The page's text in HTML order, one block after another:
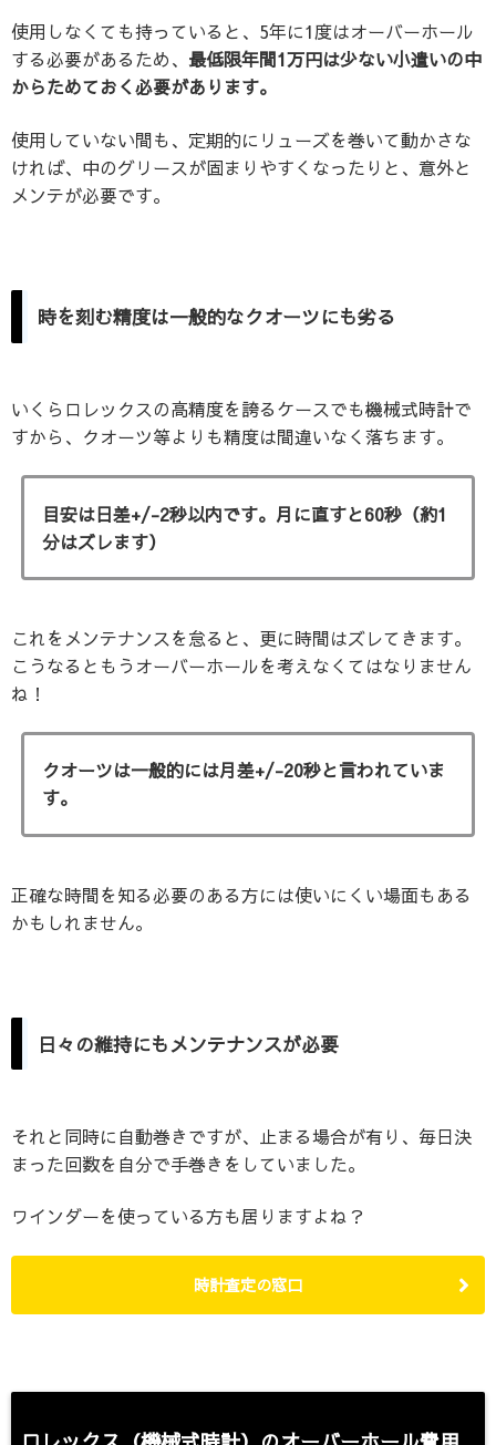
使用しなくても持っていると、5年に1度はオーバーホール
する必要があるため、 最低限年間1万円は少ない小遣いの中
からためておく必要があります。
使用していない間も、定期的にリューズを巻いて動かさな
ければ、中のグリースが固まりやすくなったりと、意外と
メンテが必要です。
時を刻む精度は一般的なクオーツにも劣る
いくらロレックスの高精度を誇るケースでも機械式時計で
すから、クオーツ等よりも精度は間違いなく落ちます。
目安は日差+/-2秒以内です。月に直すと60秒（約1
分はズレます）
これをメンテナンスを怠ると、更に時間はズレてきます。
こうなるともうオーバーホールを考えなくてはなりません
ね！
クオーツは一般的には月差+/-20秒と言われていま
す。
正確な時間を知る必要のある方には使いにくい場面もある
かもしれません。
日々の維持にもメンテナンスが必要
それと同時に自動巻きですが、止まる場合が有り、毎日決
まった回数を自分で手巻きをしていました。
ワインダーを使っている方も居りますよね？
時計査定の窓口